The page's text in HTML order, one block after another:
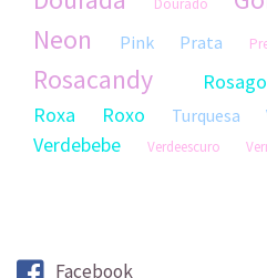
Dourado
Neon Pink Prata
Rosacandy
Roxa
Roxo Turquesa
Verdebebe
Verdeescuro
Facebook